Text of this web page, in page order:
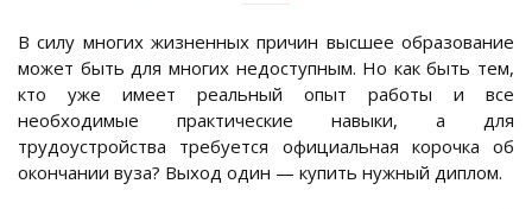
В силу многих жизненных причин высшее образование
может быть для многих недоступным. Но как быть тем,
кто уже имеет реальный опыт работы и все
необходимые практические навыки, а для
трудоустройства требуется официальная корочка об
окончании вуза? Выход один — купить нужный диплом.